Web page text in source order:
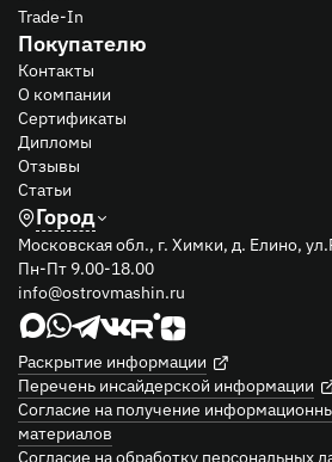
Trade-In
Покупателю
Контакты
О компании
Сертификаты
Дипломы
Отзывы
Статьи
Город
Московская обл., г. Химки, д. Елино,
Пн-Пт 9.00-18.00
info@ostrovmashin.ru
Раскрытие информации
Перечень инсайдерской информации
Согласие на получение
материалов
Согласие на обработку персональных